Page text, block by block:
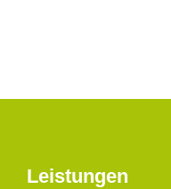
Leistungen